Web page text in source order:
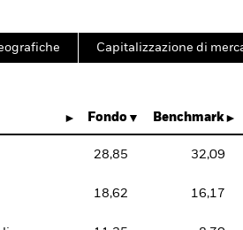
Capitalizzazione di
Fondo Benchmark
28,85 32,09
18,62 16,17